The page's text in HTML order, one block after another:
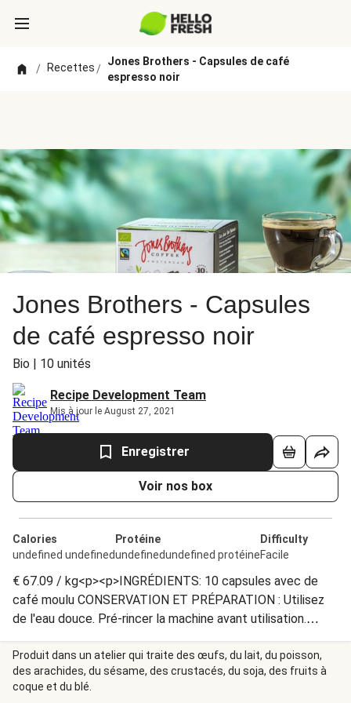
/ Recettes/
Jones Brothers - Capsules de café
espresso noir
Jones Brothers - Capsules
de café espresso noir
Bio | 10 unités
Recipe Development Team
Mis à jour le August 27, 2021
Enregistrer
Voir nos box
Calories
undefined undefined
Protéine
undefinedundefined protéine
Difficulty
Facile
€ 67.09 / kg<p><p>INGRÉDIENTS: 10 capsules avec de
café moulu CONSERVATION ET PRÉPARATION : Utilisez
de l'eau douce. Pré-rincer la machine avant utilisation.
Conserver dans un endroit frais et sec. Jones Brothers
Coffee Company B.V. Sint Willibrordusstraat 54 Hs 1073
VC Amsterdam The Netherlands
https://jonesbrotherscoffee.com/en/ <small>HelloFresh
Produit dans un atelier qui traite des œufs, du lait, du poisson,
des arachides, du sésame, des crustacés, du soja, des fruits à
coque et du blé.